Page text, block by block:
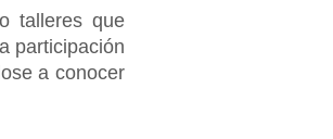
talleres que
participación
a conocer